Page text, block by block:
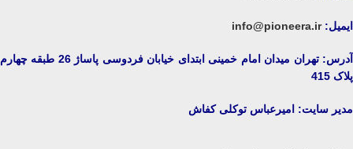
ایمیل:info@pioneera.ir
آدرس: تهران میدان امام خمینی ابتدای خیابان فردوسی پاساژ 26 طبقه چهارم
پلاک 415
مدیر سایت: امیرعباس توکلی کفاش